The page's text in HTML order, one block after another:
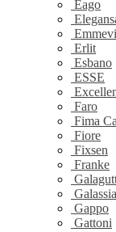
Eago
Emmevi
Erlit
Esbano
ESSE
Faro
Fima
Fiore
Fixsen
Franke
Galassia
Gappo
Gattoni